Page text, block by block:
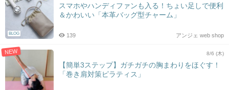
BLOG
スマホやハンディファンも入る！ちょい足しで便利
＆かわいい「本革バッグ型チャーム」
アンジェ web shop
139
NEW 8/6 (木)
【簡単3ステップ】ガチガチの胸まわりをほぐす！
「巻き肩対策ピラティス」